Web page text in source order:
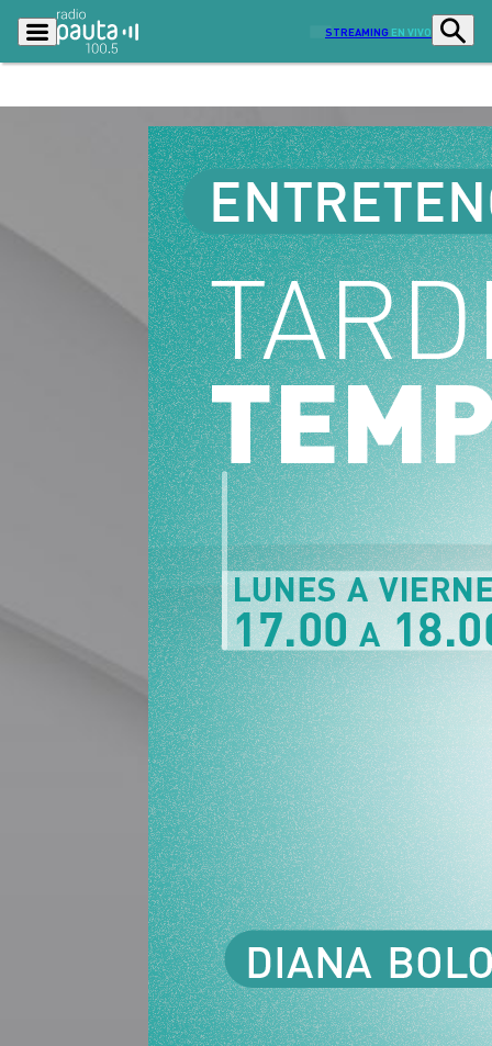
STREAMING EN VIVO
Programas
Actualidad
Economía
Radio en vivo Sostenibilidad
Tendencias Deportes
Entretención y Cultura Opinión
Dato en Pauta Señal 2
Contenido Patrocinado